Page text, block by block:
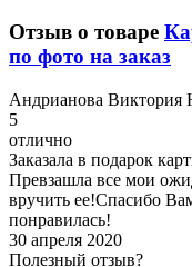
Отзыв о товаре
по фото на заказ
Андрианова Виктория
5
отлично
Заказала в подарок
Превзашла все мои
вручить ее!Спасибо
понравилась!
30 апреля 2020
Полезный отзыв?